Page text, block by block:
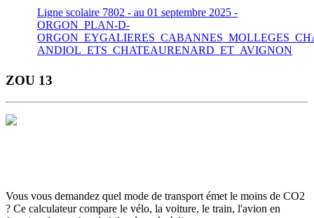
Ligne scolaire 7802 - au 01 septembre 2025 -
ORGON_PLAN-D-
ANDIOL_ETS_CHATEAURENARD_ET_AVIGNON
ZOU 13
Vous vous demandez quel mode de transport émet le moins de CO2
? Ce calculateur compare le vélo, la voiture, le train, l'avion en